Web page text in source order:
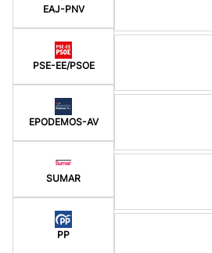
EAJ-PNV
PSE-EE/PSOE
EPODEMOS-AV
SUMAR
PP